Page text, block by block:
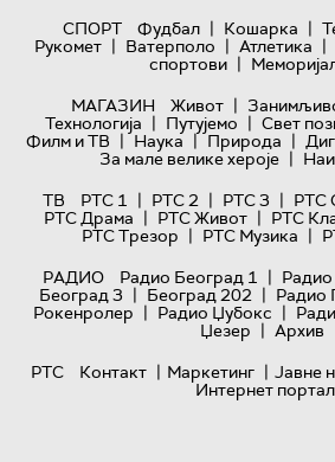
СПОРТ
Фудбал | Кошарка |
Рукомет | Ватерполо | Атлетика |
спортови |
МАГАЗИН
Живот |
Технологијa | Путујемо | Свет
Филм и ТВ | Наука | Природа |
За мале велике хероје |
ТВ
РТС 1 | РТС 2 | РТС 3 | РТС
РТС Драма | РТС Живот | РТС
РТС Трезор | РТС Музика |
РАДИО
Радио Београд 1 |
Београд 3 | Београд 202 | Радио
Рокенролер | Радио Џубокс |
Џезер | Архив
РТС
Контакт | Маркетинг | Јавне
Интернет портал